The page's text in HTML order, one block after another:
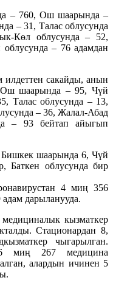
– 760, Ош шаарында –
– 31, Талас облусунда
Көл облусунда – 52,
– 76 адамдан
сакайды, анын
шаарында – 95, Чүй
Талас облусунда – 13,
– 36, Жалал-Абад
– 93 бейтап айыгып
шаарында 6, Чүй
Баткен облусунда бир
4 миң 356
дарыланууда.
кызматкер
Стационардан 8,
чыгарылган.
6 миң 267 медицина
алардын ичинен 5